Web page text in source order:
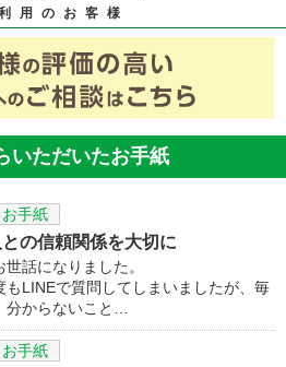
用のお客様
いただいたお手紙
お手紙
の信頼関係を大切に
話になりました。
LINEで質問してしまいましたが、毎
分からないこと…
お手紙